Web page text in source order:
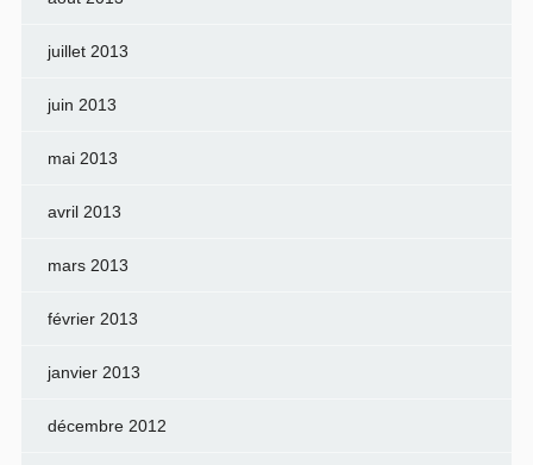
juillet 2013
juin 2013
mai 2013
avril 2013
mars 2013
février 2013
janvier 2013
décembre 2012